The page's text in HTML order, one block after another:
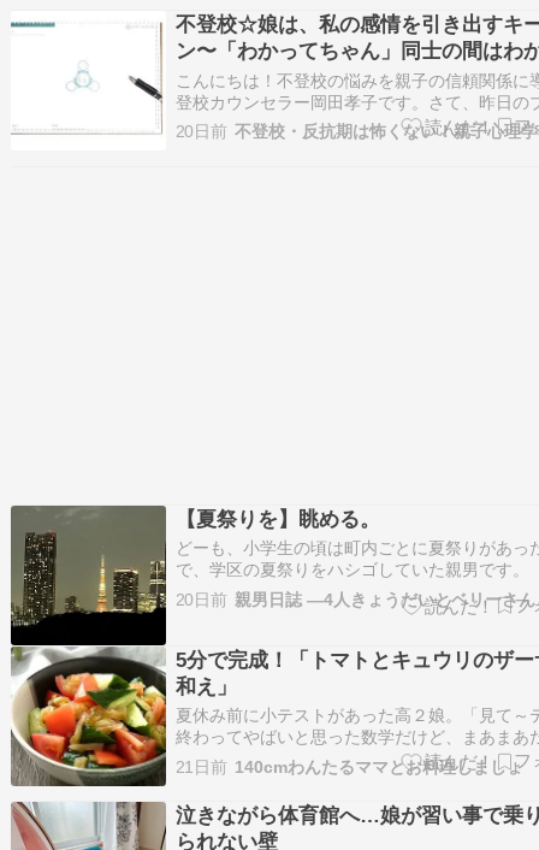
ハードスケジュール。 それでも文句を言わずに
張っています。 一方、娘はとい…
不登校☆娘は、私の感情を引き出すキ
ン〜「わかってちゃん」同士の間はわ
えない〜
こんにちは！不登校の悩みを親子の信頼関係に
登校カウンセラー岡田孝子です。さて、昨日の
の続きです。前の晩の私の一言から険悪な関係
た私と娘。娘はバイトから帰ってきてもムスッ
20日前
【夏祭りを】眺める。
どーも、小学生の頃は町内ごとに夏祭りがあっ
で、学区の夏祭りをハシゴしていた親男です。
程度は日程がバラけていましたが、それにも限
って同じ日に開催していたところは自転車で回
夏休み一発目の夏祭りが開催されていること
20日前
5分で完成！「トマトとキュウリのザー
和え」
夏休み前に小テストがあった高２娘。「見て～
終わってやばいと思った数学だけど、まあまあ
た」「よかったじゃん」「あれ？このテストの
分ってどんなだっけ？なんか点数おかしいんだ
「点数高いところを間違えただけじゃない？」
って～先生最後の合計出すときに計算間違っ…
21日前 140cmわんたるママとお料理しましょ
泣きながら体育館へ…娘が習い事で乗
られない壁